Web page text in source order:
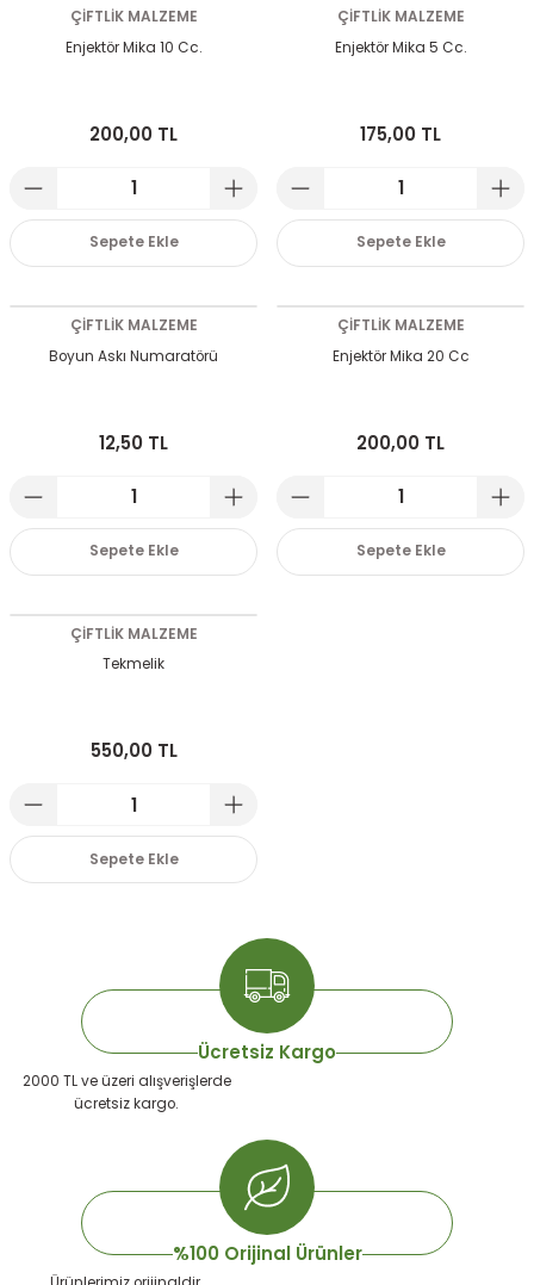
ÇİFTLİK MALZEME
Enjektör Mika 10 Cc.
200,00 TL
Sepete Ekle
ÇİFTLİK MALZEME
Enjektör Mika 5 Cc.
175,00 TL
Sepete Ekle
ÇİFTLİK MALZEME
Boyun Askı Numaratörü
12,50 TL
Sepete Ekle
ÇİFTLİK MALZEME
Enjektör Mika 20 Cc
200,00 TL
Sepete Ekle
ÇİFTLİK MALZEME
Tekmelik
550,00 TL
Sepete Ekle
Ücretsiz Kargo
2000 TL ve üzeri alışverişlerde
ücretsiz kargo.
%100 Orijinal Ürünler